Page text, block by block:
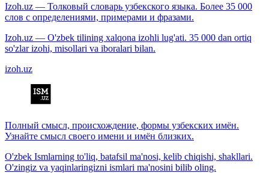
Izoh.uz — Толковый словарь узбекского языка. Более 35 000
слов с определениями, примерами и фразами.
Izoh.uz — O'zbek tilining xalqona izohli lug'ati. 35 000 dan ortiq
so'zlar izohi, misollari va iboralari bilan.
izoh.uz
Полный смысл, происхождение, формы узбекских имён.
Узнайте смысл своего имени и имён близких.
O'zbek Ismlarning to'liq, batafsil ma'nosi, kelib chiqishi, shakllari.
O'zingiz va yaqinlaringizni ismlari ma'nosini bilib oling.